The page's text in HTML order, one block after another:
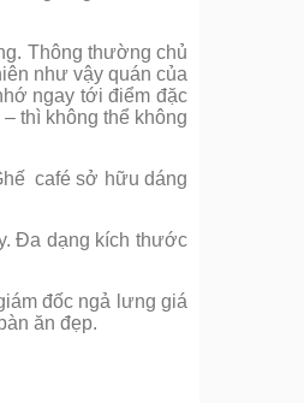
Thông thường chủ
như vậy quán của
ngay tới điểm đặc
thì không thể không
café sở hữu dáng
Đa dạng kích thước
đốc ngả lưng giá
ăn đẹp.